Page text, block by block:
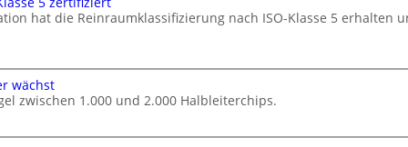
hat die Reinraumklassifizierung nach ISO-Klasse 5 erhalten
wächst
zwischen 1.000 und 2.000 Halbleiterchips.